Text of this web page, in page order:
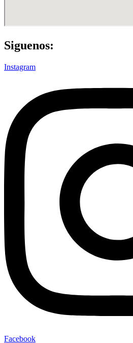
Siguenos:
Instagram
Facebook